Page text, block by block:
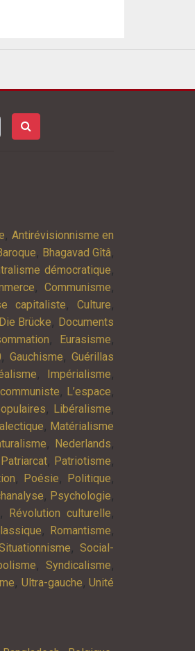
, Antirévisionnisme en
, Bhagavad Gîtâ,
démocratique,
,Communisme,
capitaliste,Culture,
Die Brücke, Documents
, Eurasisme,
, Gauchisme,Guérillas
, Impérialisme,
, L’espace,
, Libéralisme,
, Matérialisme
, Nederlands,
Patriarcat, Patriotisme,
, Poésie, Politique,
, Psychologie,
, Révolution culturelle,
, Romantisme,
,Social-
,Syndicalisme,
, Ultra-gauche,Unité